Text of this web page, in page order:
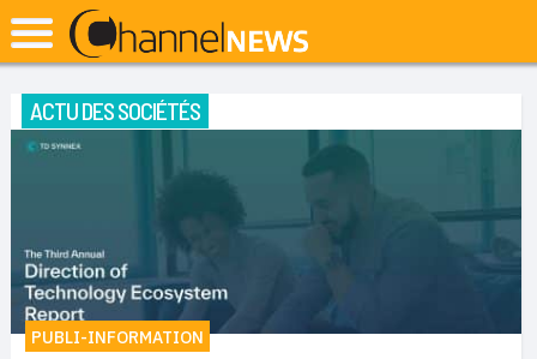
ACTU DES SOCIÉTÉS
PUBLI-INFORMATION